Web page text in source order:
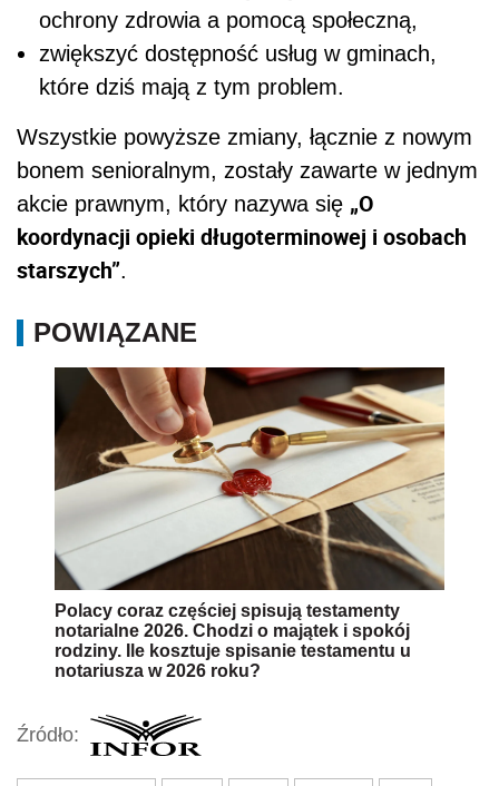
ochrony zdrowia a pomocą społeczną,
zwiększyć dostępność usług w gminach,
które dziś mają z tym problem.
Wszystkie powyższe zmiany, łącznie z nowym
bonem senioralnym, zostały zawarte w jednym
akcie prawnym, który nazywa się „O
koordynacji opieki długoterminowej i osobach
starszych”.
POWIĄZANE
Polacy coraz częściej spisują testamenty
notarialne 2026. Chodzi o majątek i spokój
rodziny. Ile kosztuje spisanie testamentu u
notariusza w 2026 roku?
Źródło: